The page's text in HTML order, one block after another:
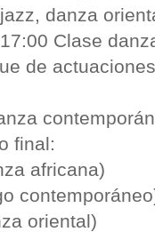
jazz, danza
17:00 Clase
de
final:
africana)
oriental)